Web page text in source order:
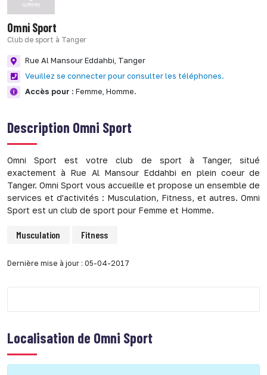
Omni Sport
Club de sport à Tanger
Rue Al Mansour Eddahbi, Tanger
Veuillez se connecter pour consulter les téléphones.
Accès pour : Femme, Homme.
Description Omni Sport
Omni Sport est votre club de sport à Tanger, situé
exactement à Rue Al Mansour Eddahbi en plein coeur de
Tanger. Omni Sport vous accueille et propose un ensemble de
services et d'activités : Musculation, Fitness, et autres. Omni
Sport est un club de sport pour Femme et Homme.
Musculation Fitness
Dernière mise à jour : 05-04-2017
Localisation de Omni Sport